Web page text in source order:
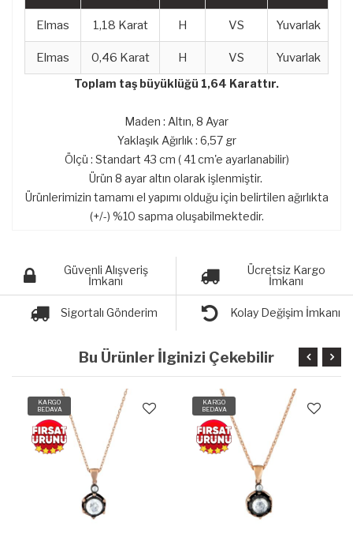
Elmas 1,18 Karat H VS Yuvarlak
Elmas 0,46 Karat H VS Yuvarlak
Toplam taş büyüklüğü 1,64 Karattır.
Maden : Altın, 8 Ayar
Yaklaşık Ağırlık : 6,57 gr
Ölçü : Standart 43 cm ( 41 cm'e ayarlanabilir)
Ürün 8 ayar altın olarak işlenmiştir.
Ürünlerimizin tamamı el yapımı olduğu için belirtilen ağırlıkta
(+/-) %10 sapma oluşabilmektedir.
Güvenli Alışveriş
İmkanı
Ücretsiz Kargo
İmkanı
Sigortalı Gönderim Kolay Değişim İmkanı
Bu Ürünler İlginizi Çekebilir
KARGO
BEDAVA
KARGO
BEDAVA